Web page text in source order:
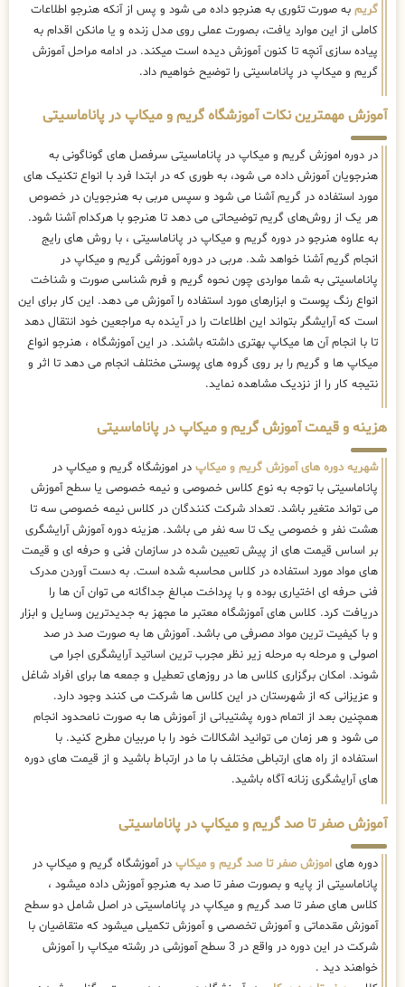
گریم به صورت تئوری به هنرجو داده می شود و پس از آنکه هنرجو اطلاعات
کاملی از این موارد یافت، بصورت عملی روی مدل زنده و یا مانکن اقدام به
پیاده سازی آنچه تا کنون آموزش دیده است میکند. در ادامه مراحل آموزش
گریم و میکاپ در پاناماسیتی را توضیح خواهیم داد.
آموزش مهمترین نکات آموزشگاه گریم و میکاپ در پاناماسیتی
در دوره اموزش گریم و میکاپ در پاناماسیتی سرفصل های گوناگونی به
هنرجویان آموزش داده می شود، به طوری که در ابتدا فرد با انواع تکنیک های
مورد استفاده در گریم آشنا می شود و سپس مربی به هنرجویان در خصوص
هر یک از روش‌های گریم توضیحاتی می دهد تا هنرجو با هرکدام آشنا شود.
به علاوه هنرجو در دوره گریم و میکاپ در پاناماسیتی ، با روش های رایج
انجام گریم آشنا خواهد شد. مربی در دوره آموزشی گریم و میکاپ در
پاناماسیتی به شما مواردی چون نحوه گریم و فرم شناسی صورت و شناخت
انواع رنگ پوست و ابزارهای مورد استفاده را آموزش می دهد. این کار برای این
است که آرایشگر بتواند این اطلاعات را در آینده به مراجعین خود انتقال دهد
تا با انجام آن ها میکاپ بهتری داشته باشند. در این آموزشگاه ، هنرجو انواع
میکاپ ها و گریم را بر روی گروه های پوستی مختلف انجام می دهد تا اثر و
نتیجه کار را از نزدیک مشاهده نماید.
هزینه و قیمت آموزش گریم و میکاپ در پاناماسیتی
شهریه دوره های آموزش گریم و میکاپ در اموزشگاه گریم و میکاپ در
پاناماسیتی با توجه به نوع کلاس خصوصی و نیمه خصوصی یا سطح آموزش
می تواند متغیر باشد. تعداد شرکت کنندگان در کلاس نیمه خصوصی سه تا
هشت نفر و خصوصی یک تا سه نفر می باشد. هزینه دوره آموزش آرایشگری
بر اساس قیمت های از پیش تعیین شده در سازمان فنی و حرفه ای و قیمت
های مواد مورد استفاده در کلاس محاسبه شده است. به دست آوردن مدرک
فنی حرفه ای اختیاری بوده و با پرداخت مبالغ جداگانه می توان آن ها را
دریافت کرد. کلاس های آموزشگاه معتبر ما مجهز به جدیدترین وسایل و ابزار
و با کیفیت ترین مواد مصرفی می باشد. آموزش ها به صورت صد در صد
اصولی و مرحله به مرحله زیر نظر مجرب ترین اساتید آرایشگری اجرا می
شوند. امکان برگزاری کلاس ها در روزهای تعطیل و جمعه ها برای افراد شاغل
و عزیزانی که از شهرستان در این کلاس ها شرکت می کنند وجود دارد.
همچنین بعد از اتمام دوره پشتیبانی از آموزش ها به صورت نامحدود انجام
می شود و هر زمان می توانید اشکالات خود را با مربیان مطرح کنید. با
استفاده از راه های ارتباطی مختلف با ما در ارتباط باشید و از قیمت های دوره
های آرایشگری زنانه آگاه باشید.
آموزش صفر تا صد گریم و میکاپ در پاناماسیتی
دوره های اموزش صفر تا صد گریم و میکاپ در آموزشگاه گریم و میکاپ در
پاناماسیتی از پایه و بصورت صفر تا صد به هنرجو آموزش داده میشود ،
کلاس های صفر تا صد گریم و میکاپ در پاناماسیتی در اصل شامل دو سطح
آموزش مقدماتی و آموزش تخصصی و آموزش تکمیلی میشود که متقاضیان با
شرکت در این دوره در واقع در 3 سطح آموزشی در رشته میکاپ را آموزش
خواهند دید .